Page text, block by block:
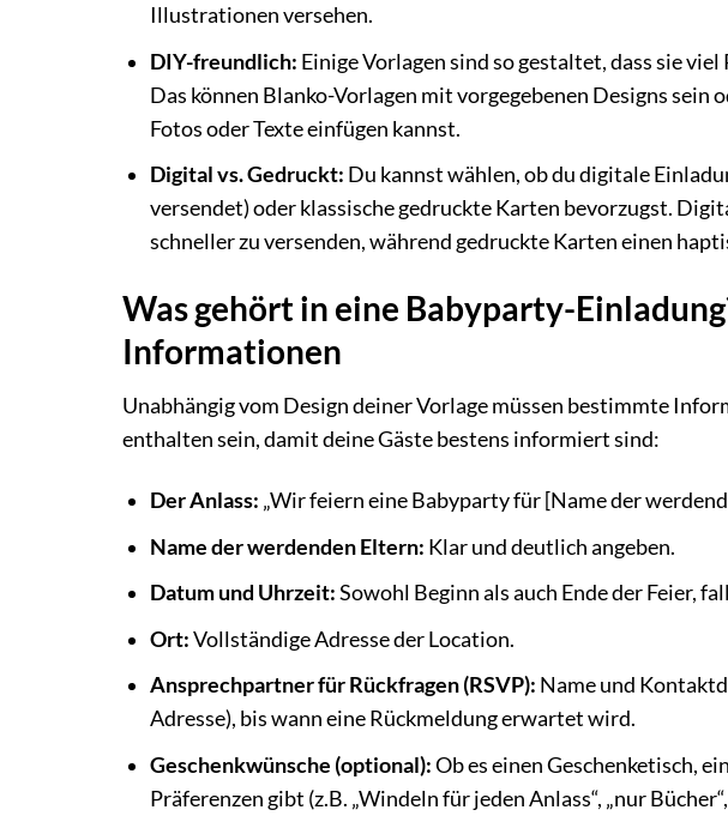
Illustrationen versehen.
DIY-freundlich: Einige Vorlagen sind so gestaltet, dass sie
Das können Blanko-Vorlagen mit vorgegebenen Designs sein
Fotos oder Texte einfügen kannst.
Digital vs. Gedruckt: Du kannst wählen, ob du digitale
versendet) oder klassische gedruckte Karten bevorzugst.
schneller zu versenden, während gedruckte Karten einen
Was gehört in eine Babyparty-
Informationen
Unabhängig vom Design deiner Vorlage müssen bestimmte
enthalten sein, damit deine Gäste bestens informiert sind:
Der Anlass: „Wir feiern eine Babyparty für [Name der
Name der werdenden Eltern: Klar und deutlich angeben.
Datum und Uhrzeit:Sowohl Beginn als auch Ende der Feier,
Ort:Vollständige Adresse der Location.
Ansprechpartner für Rückfragen (RSVP): Name und
Adresse), bis wann eine Rückmeldung erwartet wird.
Geschenkwünsche (optional):Ob es einen Geschenketisch,
Präferenzen gibt (z.B. „Windeln für jeden Anlass“, „nur